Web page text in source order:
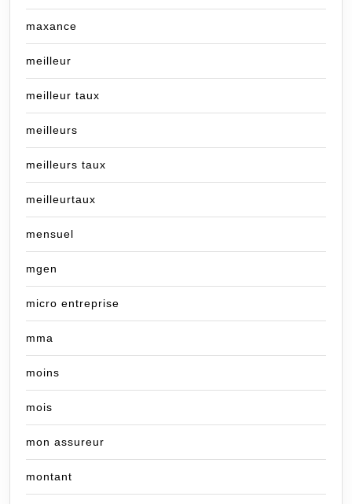
maxance
meilleur
meilleur taux
meilleurs
meilleurs taux
meilleurtaux
mensuel
mgen
micro entreprise
mma
moins
mois
mon assureur
montant